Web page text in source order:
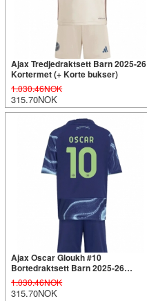
Ajax Tredjedraktsett Barn 2025-26
Kortermet (+ Korte bukser)
1.030.46NOK
315.70NOK
Ajax Oscar Gloukh #10
Bortedraktsett Barn 2025-26
Kortermet (+ Korte bukser)
1.030.46NOK
315.70NOK